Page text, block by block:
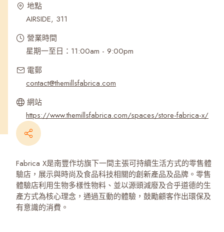
最近搜尋紀錄
地點
AIRSIDE, 311
營業時間
星期一至日：11:00am - 9:00pm
電郵
contact@themillsfabrica.com
網站
https://www.themillsfabrica.com/spaces/store-fabrica-x/
Fabrica X是南豐作坊旗下一間主張可持續生活方式的零售體
驗店，展示與時尚及食品科技相關的創新產品及品牌。零售
體驗店利用生物多樣性物料、並以源頭減廢及合乎道德的生
產方式為核心理念，通過互動的體驗，鼓勵顧客作出環保及
有意識的消費。